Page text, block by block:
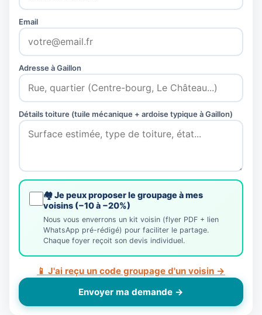
Email
Adresse à Gaillon
Détails toiture (tuile mécanique + ardoise typique à Gaillon)
🏘️ Je peux proposer le groupage à mes
voisins (−10 à −20%)
Nous vous enverrons un kit voisin (flyer PDF + lien
WhatsApp pré-rédigé) pour faciliter le partage.
Chaque foyer reçoit son devis individuel.
📱 J'ai reçu un code groupage d'un voisin →
Envoyer ma demande →